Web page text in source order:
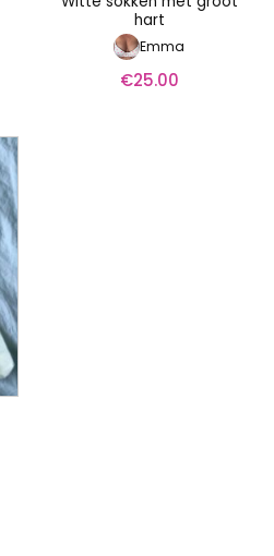
hart
Emma
€25.00